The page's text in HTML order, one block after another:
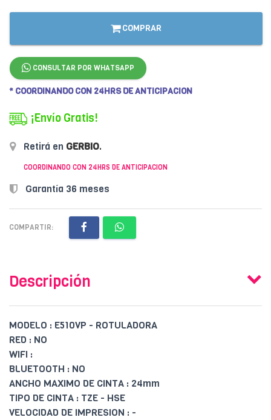
COMPRAR
CONSULTAR POR WHATSAPP
* COORDINANDO CON 24HRS DE ANTICIPACION
¡Envío Gratis!
Retirá en GERBIO.
COORDINANDO CON 24HRS DE ANTICIPACION
Garantía 36 meses
COMPARTIR:
Descripción
MODELO : E510VP - ROTULADORA
RED : NO
WIFI :
BLUETOOTH : NO
ANCHO MAXIMO DE CINTA : 24mm
TIPO DE CINTA : TZE - HSE
VELOCIDAD DE IMPRESION : -